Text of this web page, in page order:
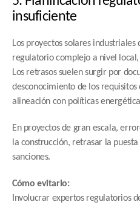
insuficiente
Los proyectos solares
regulatorio complejo a nivel
Los retrasos suelen surgir por
desconocimiento de los
alineación con políticas
En proyectos de gran escala,
la construcción, retrasar la
sanciones.
Cómo evitarlo:
Involucrar expertos regulatorios